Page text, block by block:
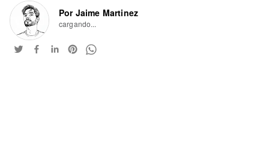
Por Jaime Martinez
cargando...